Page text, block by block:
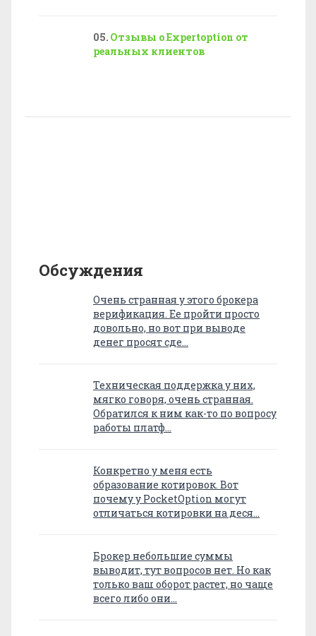
Отзывы о Expertoption от
реальных клиентов
Обсуждения
Очень странная у этого брокера
верификация. Ее пройти просто
довольно, но вот при выводе
денег просят сде…
Техническая поддержка у них,
мягко говоря, очень странная.
Обратился к ним как-то по вопросу
работы платф…
Конкретно у меня есть
образование котировок. Вот
почему у PocketOption могут
отличаться котировки на деся…
Брокер небольшие суммы
выводит, тут вопросов нет. Но как
только ваш оборот растет, но чаще
всего либо они…